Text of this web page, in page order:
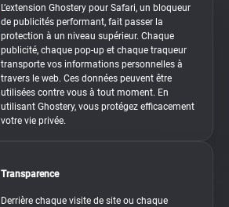
L’extension Ghostery pour Safari, un bloqueur
de publicités performant, fait passer la
protection à un niveau supérieur. Chaque
publicité, chaque pop-up et chaque traqueur
transporte vos informations personnelles à
travers le web. Ces données peuvent être
utilisées contre vous à tout moment. En
utilisant Ghostery, vous protégez efficacement
votre vie privée.
Transparence
Derrière chaque visite de site ou chaque